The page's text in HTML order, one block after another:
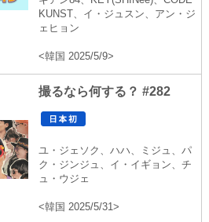
KUNST、イ・ジュスン、アン・ジ
ェヒョン
<韓国 2025/5/9>
撮るなら何する？ #282
ユ・ジェソク、ハハ、ミジュ、パ
ク・ジンジュ、イ・イギョン、チ
ュ・ウジェ
<韓国 2025/5/31>